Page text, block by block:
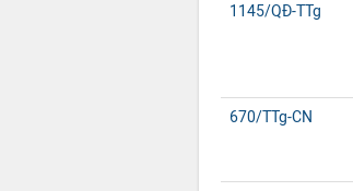
1145/QĐ-TTg
670/TTg-CN